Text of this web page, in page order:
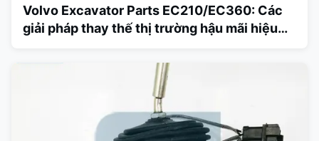
Volvo Excavator Parts EC210/EC360: Các
giải pháp thay thế thị trường hậu mãi hiệu